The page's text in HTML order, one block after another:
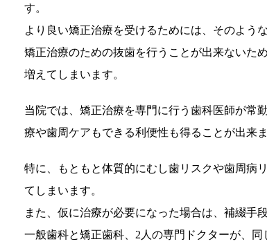
す。
より良い矯正治療を受けるためには、そのよう
矯正治療のための抜歯を行うことが出来ないた
増えてしまいます。
当院では、矯正治療を専門に行う歯科医師が常
療や歯周ケアもできる利便性も得ることが出来ま
特に、もともと体質的にむし歯リスクや歯周病
てしまいます。
また、仮に治療が必要になった場合は、補綴手
一般歯科と矯正歯科、2人の専門ドクターが、